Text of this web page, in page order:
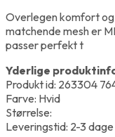
Overlegen komfort og
matchende mesh er
passer perfekt t
Yderlige
Produkt id: 263304
Farve: Hvid
Størrelse:
Leveringstid: 2-3 dage